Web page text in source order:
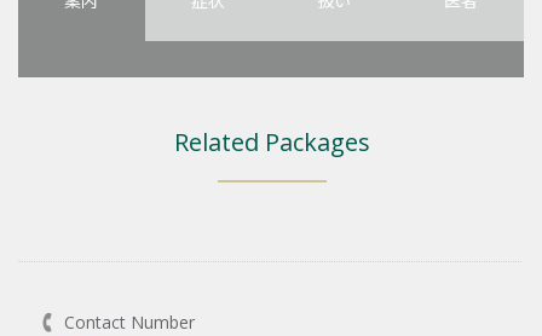
Related Packages
Contact Number